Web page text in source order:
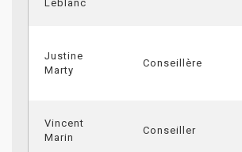
Leblanc
Justine
Marty
Conseillère
Vincent
Marin
Conseiller